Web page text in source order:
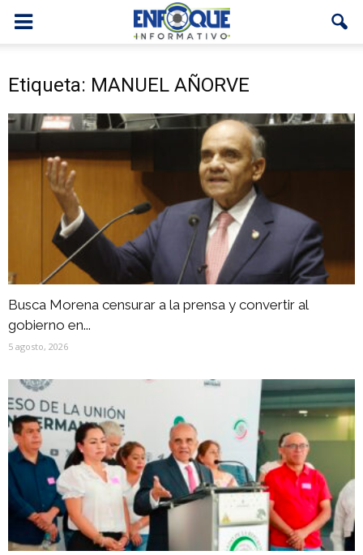
Etiqueta: MANUEL AÑORVE
Busca Morena censurar a la prensa y convertir al
gobierno en...
5 agosto, 2026